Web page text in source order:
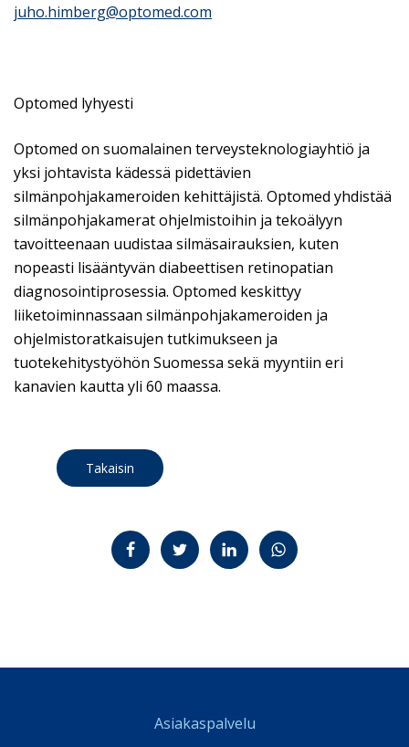
juho.himberg@optomed.com
Optomed lyhyesti
Optomed on suomalainen terveysteknologiayhtiö ja
yksi johtavista kädessä pidettävien
silmänpohjakameroiden kehittäjistä. Optomed yhdistää
silmänpohjakamerat ohjelmistoihin ja tekoälyyn
tavoitteenaan uudistaa silmäsairauksien, kuten
nopeasti lisääntyvän diabeettisen retinopatian
diagnosointiprosessia. Optomed keskittyy
liiketoiminnassaan silmänpohjakameroiden ja
ohjelmistoratkaisujen tutkimukseen ja
tuotekehitystyöhön Suomessa sekä myyntiin eri
kanavien kautta yli 60 maassa.
Takaisin
Jaa FacebookissaJaa TwitterissäJaa LinkedInissäJaa WhatsAppissa
Asiakaspalvelu